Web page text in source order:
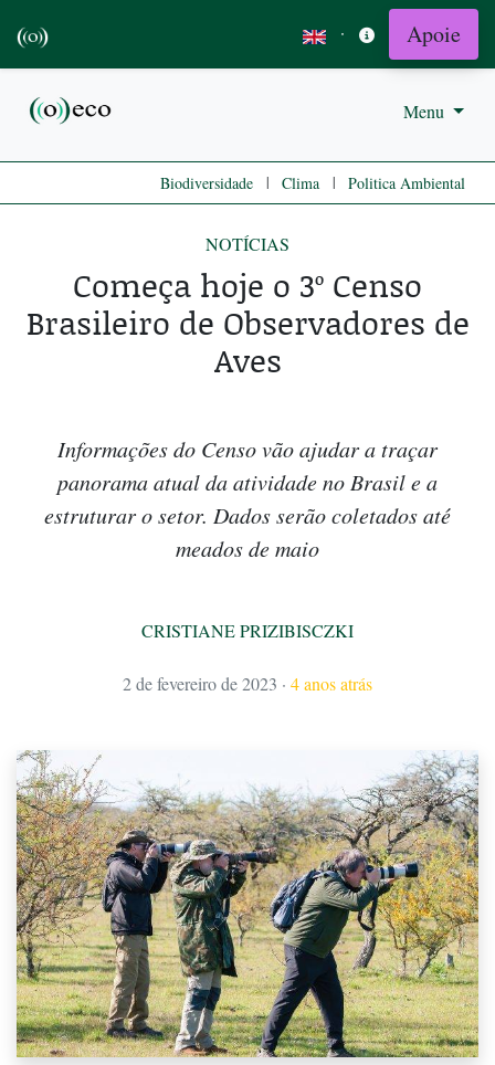
· Apoie
Menu
Biodiversidade | Clima | Politica Ambiental
NOTÍCIAS
Começa hoje o 3º Censo
Brasileiro de Observadores de
Aves
Informações do Censo vão ajudar a traçar
panorama atual da atividade no Brasil e a
estruturar o setor. Dados serão coletados até
meados de maio
CRISTIANE PRIZIBISCZKI
2 de fevereiro de 2023 · 4 anos atrás